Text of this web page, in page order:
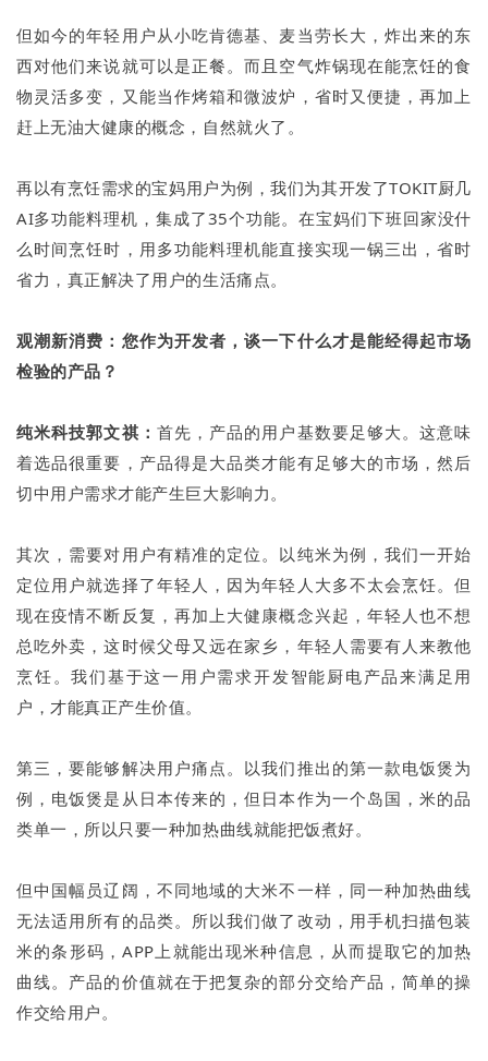
但如今的年轻用户从小吃肯德基、麦当劳长大，炸出来的东
西对他们来说就可以是正餐。而且空气炸锅现在能烹饪的食
物灵活多变，又能当作烤箱和微波炉，省时又便捷，再加上
赶上无油大健康的概念，自然就火了。
再以有烹饪需求的宝妈用户为例，我们为其开发了TOKIT厨几
AI多功能料理机，集成了35个功能。在宝妈们下班回家没什
么时间烹饪时，用多功能料理机能直接实现一锅三出，省时
省力，真正解决了用户的生活痛点。
观潮新消费：您作为开发者，谈一下什么才是能经得起市场
检验的产品？
纯米科技郭文祺： 首先，产品的用户基数要足够大。这意味
着选品很重要，产品得是大品类才能有足够大的市场，然后
切中用户需求才能产生巨大影响力。
其次，需要对用户有精准的定位。以纯米为例，我们一开始
定位用户就选择了年轻人，因为年轻人大多不太会烹饪。但
现在疫情不断反复，再加上大健康概念兴起，年轻人也不想
总吃外卖，这时候父母又远在家乡，年轻人需要有人来教他
烹饪。我们基于这一用户需求开发智能厨电产品来满足用
户，才能真正产生价值。
第三，要能够解决用户痛点。以我们推出的第一款电饭煲为
例，电饭煲是从日本传来的，但日本作为一个岛国，米的品
类单一，所以只要一种加热曲线就能把饭煮好。
但中国幅员辽阔，不同地域的大米不一样，同一种加热曲线
无法适用所有的品类。所以我们做了改动，用手机扫描包装
米的条形码，APP上就能出现米种信息，从而提取它的加热
曲线。产品的价值就在于把复杂的部分交给产品，简单的操
作交给用户。